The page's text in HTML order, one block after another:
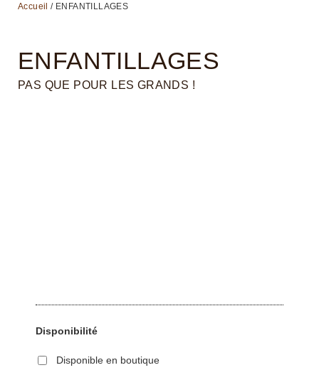
Accueil / ENFANTILLAGES
ENFANTILLAGES
PAS QUE POUR LES GRANDS !
Disponibilité
Disponible en boutique